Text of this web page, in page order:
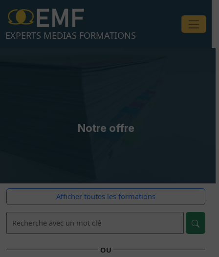
contenu
EXPERTS MEDIAS FORMATIONS
Notre offre
Afficher toutes les formations
OU